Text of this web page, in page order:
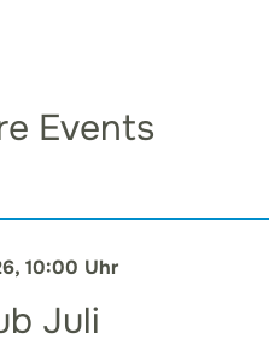
Events
10:00 Uhr
Juli